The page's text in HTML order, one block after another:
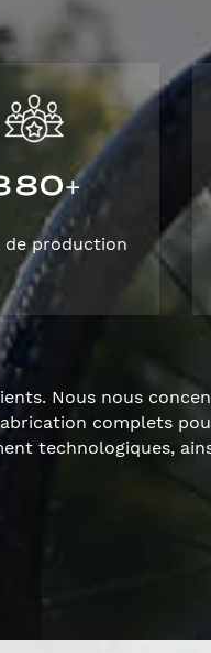
80+
de production
Nous nous
complets
technologiques,